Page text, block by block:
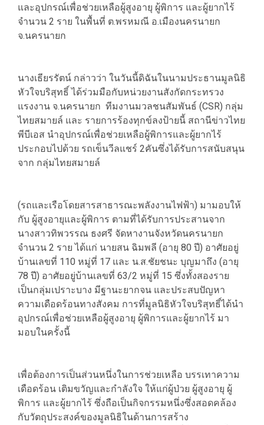
และอุปกรณ์เพื่อช่วยเหลือผู้สูงอายุ ผู้พิการ และผู้ยากไร้
จำนวน 2 ราย ในพื้นที่ ต.พรหมณี อ.เมืองนครนายก
จ.นครนายก
นางเธียรรัตน์ กล่าวว่า ในวันนี้ดิฉันในนามประธานมูลนิธิ
หัวใจบริสุทธิ์ ได้ร่วมมือกับหน่วยงานสังกัดกระทรวง
แรงงาน จ.นครนายก ทีมงานมวลชนสัมพันธ์ (CSR) กลุ่ม
ไทยสมายล์ และ รายการร้องทุกข์ลงป้ายนี้ สถานีข่าวไทย
พีบีเอส นำอุปกรณ์เพื่อช่วยเหลือผู้พิการและผู้ยากไร้
ประกอบไปด้วย รถเข็นวีลแชร์ 2คันซึ่งได้รับการสนับสนุน
จาก กลุ่มไทยสมายล์
(รถและเรือโดยสารสาธารณะพลังงานไฟฟ้า) มามอบให้
กับ ผู้สูงอายุและผู้พิการ ตามที่ได้รับการประสานจาก
นางสาวทิพวรรณ ธงศรี จัดหางานจังหวัดนครนายก
จำนวน 2 ราย ได้แก่ นายสน ฉิมพลี (อายุ 80 ปี) อาศัยอยู่
บ้านเลขที่ 110 หมู่ที่ 17 และ น.ส.ชัยชนะ บุญมาถึง (อายุ
78 ปี) อาศัยอยู่บ้านเลขที่ 63/2 หมู่ที่ 15 ซึ่งทั้งสองราย
เป็นกลุ่มเปราะบาง มีฐานะยากจน และประสบปัญหา
ความเดือดร้อนทางสังคม การที่มูลนิธิหัวใจบริสุทธิ์ได้นำ
อุปกรณ์เพื่อช่วยเหลือผู้สูงอายุ ผู้พิการและผู้ยากไร้ มา
มอบในครั้งนี้
เพื่อต้องการเป็นส่วนหนึ่งในการช่วยเหลือ บรรเทาความ
เดือดร้อน เติมขวัญและกำลังใจ ให้แก่ผู้ป่วย ผู้สูงอายุ ผู้
พิการ และผู้ยากไร้ ซึ่งถือเป็นกิจกรรมหนึ่งซึ่งสอดคล้อง
กับวัตถุประสงค์ของมูลนิธิในด้านการสร้าง